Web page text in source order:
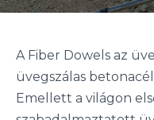
A Fiber Dowels az
üvegszálas
Emellett a világon